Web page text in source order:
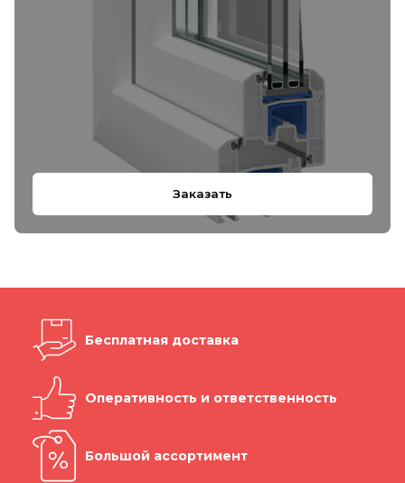
Заказать
Бесплатная доставка
Оперативность и ответственность
Большой ассортимент